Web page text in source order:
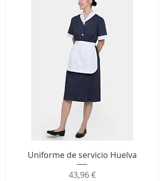
Uniforme de servicio Huelva
Precio
43,96 €